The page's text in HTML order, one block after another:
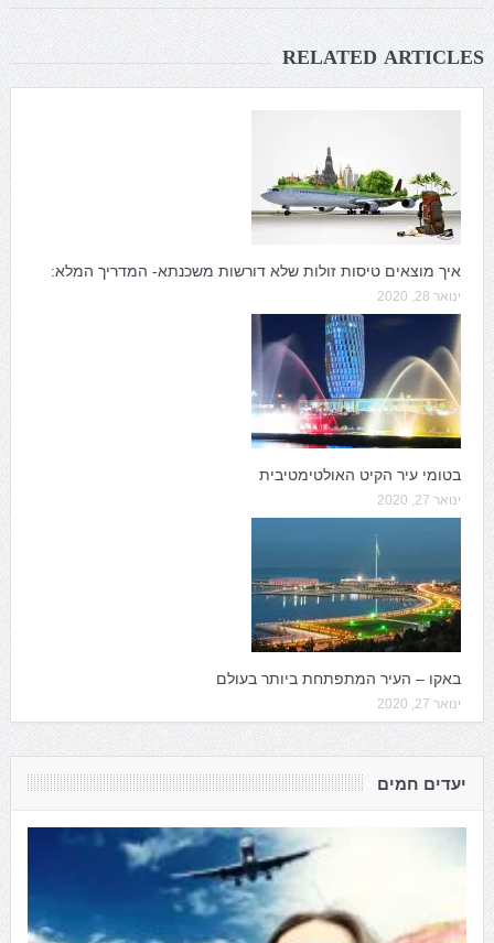
RELATED ARTICLES
איך מוצאים טיסות זולות שלא דורשות משכנתא- המדריך המלא:
ינואר 28, 2020
בטומי עיר הקיט האולטימטיבית
ינואר 27, 2020
באקו – העיר המתפתחת ביותר בעולם
ינואר 27, 2020
יעדים חמים